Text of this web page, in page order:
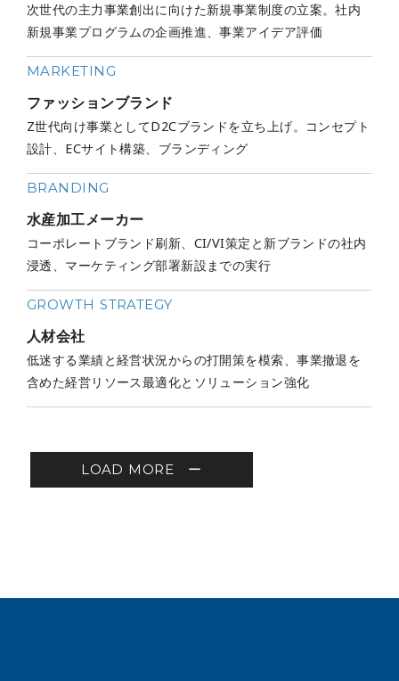
次世代の主力事業創出に向けた新規事業制度の立案。社内
新規事業プログラムの企画推進、事業アイデア評価
MARKETING
ファッションブランド
Z世代向け事業としてD2Cブランドを立ち上げ。コンセプト
設計、ECサイト構築、ブランディング
BRANDING
水産加工メーカー
コーポレートブランド刷新、CI/VI策定と新ブランドの社内
浸透、マーケティング部署新設までの実行
GROWTH STRATEGY
人材会社
低迷する業績と経営状況からの打開策を模索、事業撤退を
含めた経営リソース最適化とソリューション強化
LOAD MORE ー